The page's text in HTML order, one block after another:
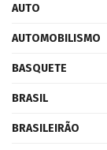
AUTO
AUTOMOBILISMO
BASQUETE
BRASIL
BRASILEIRÃO